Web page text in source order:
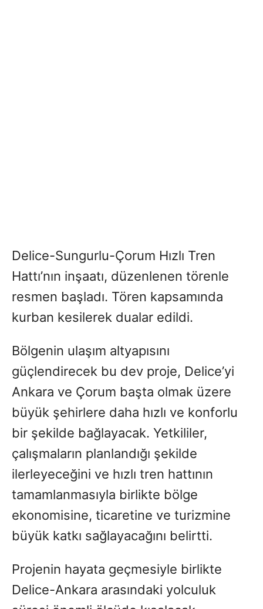
Delice-Sungurlu-Çorum Hızlı Tren
Hattı’nın inşaatı, düzenlenen törenle
resmen başladı. Tören kapsamında
kurban kesilerek dualar edildi.
Bölgenin ulaşım altyapısını
güçlendirecek bu dev proje, Delice’yi
Ankara ve Çorum başta olmak üzere
büyük şehirlere daha hızlı ve konforlu
bir şekilde bağlayacak. Yetkililer,
çalışmaların planlandığı şekilde
ilerleyeceğini ve hızlı tren hattının
tamamlanmasıyla birlikte bölge
ekonomisine, ticaretine ve turizmine
büyük katkı sağlayacağını belirtti.
Projenin hayata geçmesiyle birlikte
Delice-Ankara arasındaki yolculuk